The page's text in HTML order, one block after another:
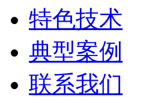
特色技术
典型案例
联系我们